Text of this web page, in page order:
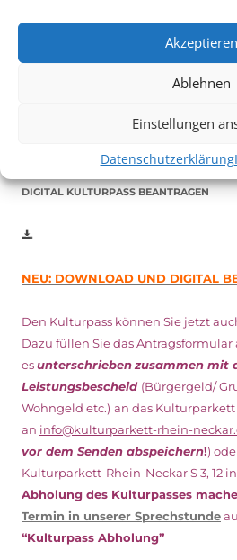
Akzeptieren
Ablehnen
Einstellungen
Datenschutzerklärung
in Ludwigshafen statt.
Vom 19. August bist zum 9.
Inhaber*innen freien Eintrittzu
Weitere Details zum Festival finden
DIGITAL KULTURPASS BEANTRAGEN
NEU: DOWNLOAD UND DIGITAL
Den Kulturpass können Sie jetzt
Dazu füllen Sie das Antragsformular
esunterschriebenzusammen mit
Leistungsbescheid (Bürgergeld/
Wohngeld etc.) an das Kulturparkett
an info@kulturparkett-rhein-
vor dem Senden abspeichern!)
Kulturparkett-Rhein-Neckar S 3, 12
Abholung des Kulturpasses
Termin in unserer Sprechstunde
“Kulturpass Abholung”